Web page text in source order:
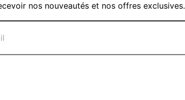
nos nouveautés et nos offres exclusives.